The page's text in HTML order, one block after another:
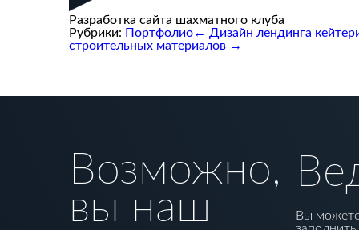
Разработка сайта шахматного клуба
Рубрики: Портфолио← Дизайн лендинга
строительных материалов →
Возможно,
вы наш
Вы